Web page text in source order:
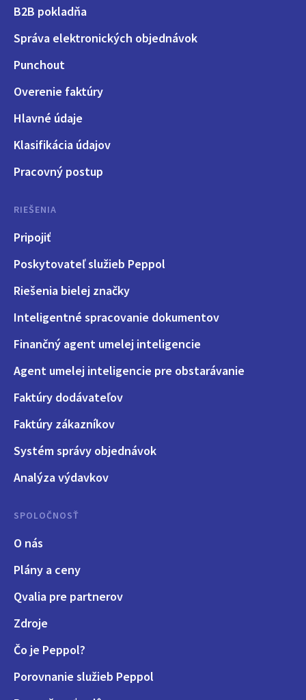
B2B pokladňa
Správa elektronických objednávok
Punchout
Overenie faktúry
Hlavné údaje
Klasifikácia údajov
Pracovný postup
RIEŠENIA
Pripojiť
Poskytovateľ služieb Peppol
Riešenia bielej značky
Inteligentné spracovanie dokumentov
Finančný agent umelej inteligencie
Agent umelej inteligencie pre obstarávanie
Faktúry dodávateľov
Faktúry zákazníkov
Systém správy objednávok
Analýza výdavkov
SPOLOČNOSŤ
O nás
Plány a ceny
Qvalia pre partnerov
Zdroje
Čo je Peppol?
Porovnanie služieb Peppol